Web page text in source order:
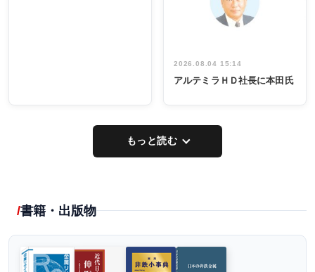
2026.08.04 15:14
アルテミラＨＤ社長に本田氏
もっと読む
書籍・出版物